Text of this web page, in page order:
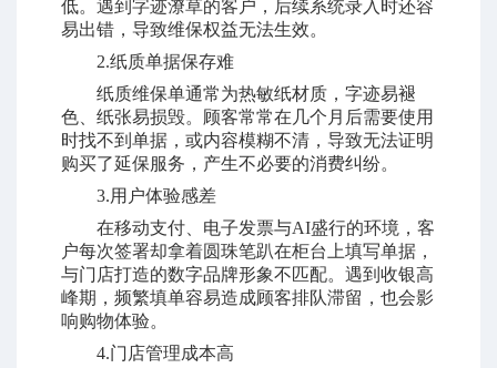
低。遇到字迹潦草的客户，后续系统录入时还容
易出错，导致维保权益无法生效。
2.纸质单据保存难
纸质维保单通常为热敏纸材质，字迹易褪
色、纸张易损毁。顾客常常在几个月后需要使用
时找不到单据，或内容模糊不清，导致无法证明
购买了延保服务，产生不必要的消费纠纷。
3.用户体验感差
在移动支付、电子发票与AI盛行的环境，客
户每次签署却拿着圆珠笔趴在柜台上填写单据，
与门店打造的数字品牌形象不匹配。遇到收银高
峰期，频繁填单容易造成顾客排队滞留，也会影
响购物体验。
4.门店管理成本高